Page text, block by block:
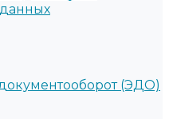
(ЭДО)